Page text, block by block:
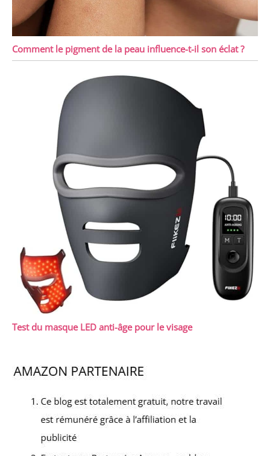
Comment le pigment de la peau influence-t-il son éclat ?
Test du masque LED anti-âge pour le visage